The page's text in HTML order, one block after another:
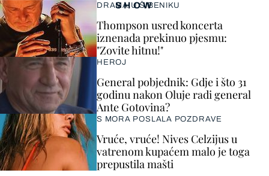
SHOW
DRAMA U ŠIBENIKU
Thompson usred koncerta
iznenada prekinuo pjesmu:
"Zovite hitnu!"
HEROJ
General pobjednik: Gdje i što 31
godinu nakon Oluje radi general
Ante Gotovina?
S MORA POSLALA POZDRAVE
Vruće, vruće! Nives Celzijus u
vatrenom kupaćem malo je toga
prepustila mašti